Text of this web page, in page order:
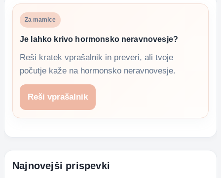
Za mamice
Je lahko krivo hormonsko neravnovesje?
Reši kratek vprašalnik in preveri, ali tvoje
počutje kaže na hormonsko neravnovesje.
Reši vprašalnik
Najnovejši prispevki